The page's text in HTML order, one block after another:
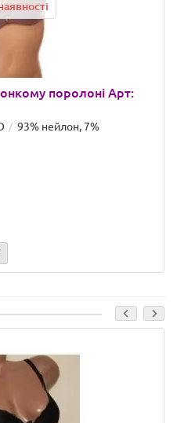
поролоні Арт:
93% нейлон, 7%